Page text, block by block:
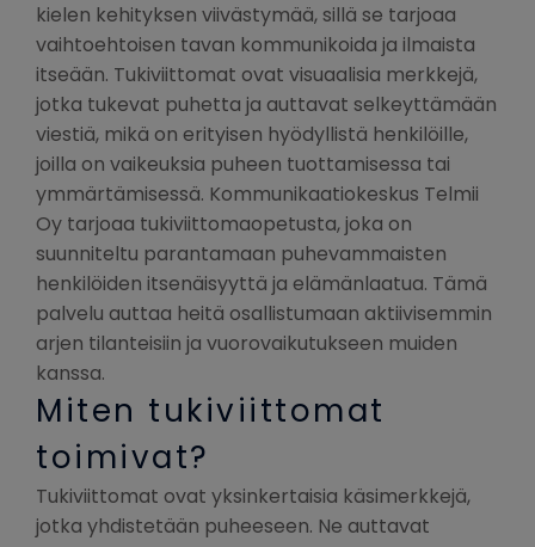
kielen kehityksen viivästymää, sillä se tarjoaa
vaihtoehtoisen tavan kommunikoida ja ilmaista
itseään. Tukiviittomat ovat visuaalisia merkkejä,
jotka tukevat puhetta ja auttavat selkeyttämään
viestiä, mikä on erityisen hyödyllistä henkilöille,
joilla on vaikeuksia puheen tuottamisessa tai
ymmärtämisessä. Kommunikaatiokeskus Telmii
Oy tarjoaa tukiviittomaopetusta, joka on
suunniteltu parantamaan puhevammaisten
henkilöiden itsenäisyyttä ja elämänlaatua. Tämä
palvelu auttaa heitä osallistumaan aktiivisemmin
arjen tilanteisiin ja vuorovaikutukseen muiden
kanssa.
Miten tukiviittomat
toimivat?
Tukiviittomat ovat yksinkertaisia käsimerkkejä,
jotka yhdistetään puheeseen. Ne auttavat